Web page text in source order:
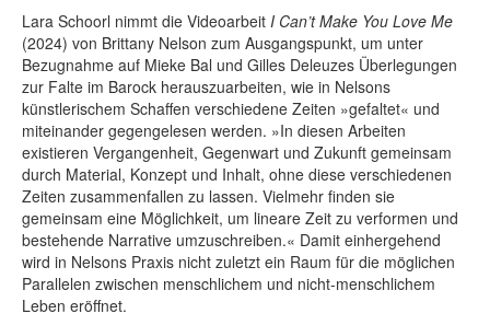
Lara Schoorl nimmt die Videoarbeit I Can’t Make You Love Me
(2024) von Brittany Nelson zum Ausgangspunkt, um unter
Bezugnahme auf Mieke Bal und Gilles Deleuzes Überlegungen
zur Falte im Barock herauszuarbeiten, wie in Nelsons
künstlerischem Schaffen verschiedene Zeiten »gefaltet« und
miteinander gegengelesen werden. »In diesen Arbeiten
existieren Vergangenheit, Gegenwart und Zukunft gemeinsam
durch Material, Konzept und Inhalt, ohne diese verschiedenen
Zeiten zusammenfallen zu lassen. Vielmehr finden sie
gemeinsam eine Möglichkeit, um lineare Zeit zu verformen und
bestehende Narrative umzuschreiben.« Damit einhergehend
wird in Nelsons Praxis nicht zuletzt ein Raum für die möglichen
Parallelen zwischen menschlichem und nicht-menschlichem
Leben eröffnet.